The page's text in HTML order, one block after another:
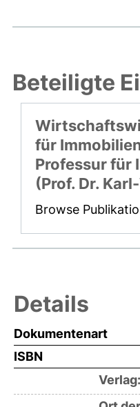
Beteiligte
für
Professur für
(Prof. Dr.
Browse
Details
Dokumentenart
ISBN
Verlag: